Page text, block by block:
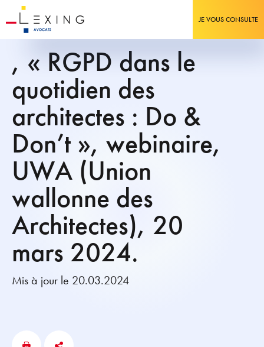
JE VOUS CONSULTE
, « RGPD dans le
quotidien des
architectes : Do &
Don’t », webinaire,
UWA (Union
wallonne des
Architectes), 20
mars 2024.
Mis à jour le 20.03.2024